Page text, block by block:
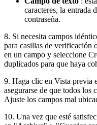
caracteres, la entrada
contraseña.
8. Si necesita campos
para casillas de verificación
en un campo y seleccione
duplicados para que haya
9. Haga clic en Vista previa
asegurarse de que todos los
Ajuste los campos mal
10. Una vez que esté